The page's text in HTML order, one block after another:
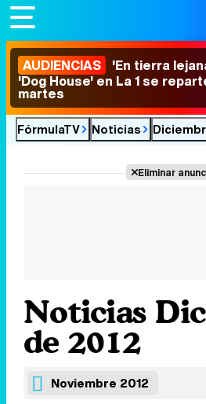
AUDIENCIAS 'En tierra
'Dog House' en La 1 se
martes
FórmulaTV Noticias
Eliminar
Noticias
de 2012
Noviembre 2012